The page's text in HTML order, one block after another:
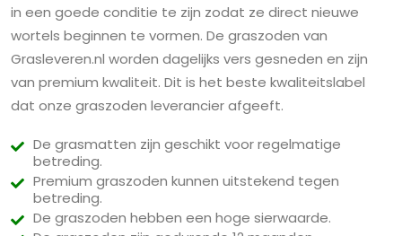
in een goede conditie te zijn zodat ze direct nieuwe
wortels beginnen te vormen. De graszoden van
Grasleveren.nl worden dagelijks vers gesneden en zijn
van premium kwaliteit. Dit is het beste kwaliteitslabel
dat onze graszoden leverancier afgeeft.
De grasmatten zijn geschikt voor regelmatige
betreding.
Premium graszoden kunnen uitstekend tegen
betreding.
De graszoden hebben een hoge sierwaarde.